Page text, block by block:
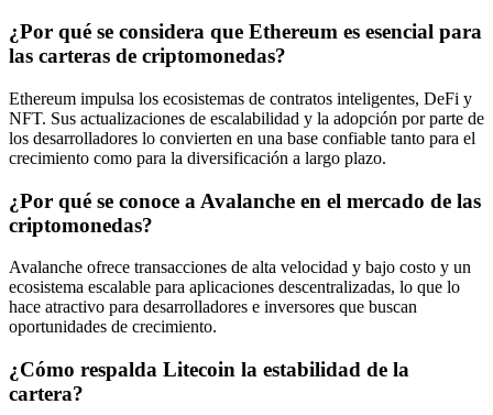
¿Por qué se considera que Ethereum es esencial para
las carteras de criptomonedas?
Ethereum impulsa los ecosistemas de contratos inteligentes, DeFi y
NFT. Sus actualizaciones de escalabilidad y la adopción por parte de
los desarrolladores lo convierten en una base confiable tanto para el
crecimiento como para la diversificación a largo plazo.
¿Por qué se conoce a Avalanche en el mercado de las
criptomonedas?
Avalanche ofrece transacciones de alta velocidad y bajo costo y un
ecosistema escalable para aplicaciones descentralizadas, lo que lo
hace atractivo para desarrolladores e inversores que buscan
oportunidades de crecimiento.
¿Cómo respalda Litecoin la estabilidad de la
cartera?